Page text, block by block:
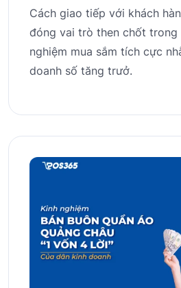
Cách giao tiếp với khách
đóng vai trò then chốt
nghiệm mua sắm tích cực
doanh số tăng trưở.